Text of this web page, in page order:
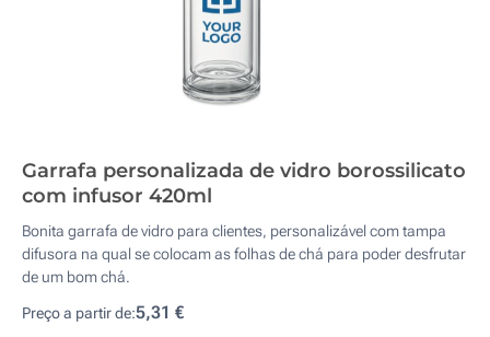
Garrafa personalizada de vidro borossilicato
com infusor 420ml
Bonita garrafa de vidro para clientes, personalizável com tampa
difusora na qual se colocam as folhas de chá para poder desfrutar
de um bom chá.
Preço a partir de:5,31 €